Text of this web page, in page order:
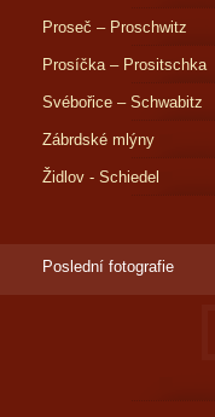
Proseč – Proschwitz
Prosíčka – Prositschka
Svébořice – Schwabitz
Zábrdské mlýny
Židlov - Schiedel
Poslední fotografie